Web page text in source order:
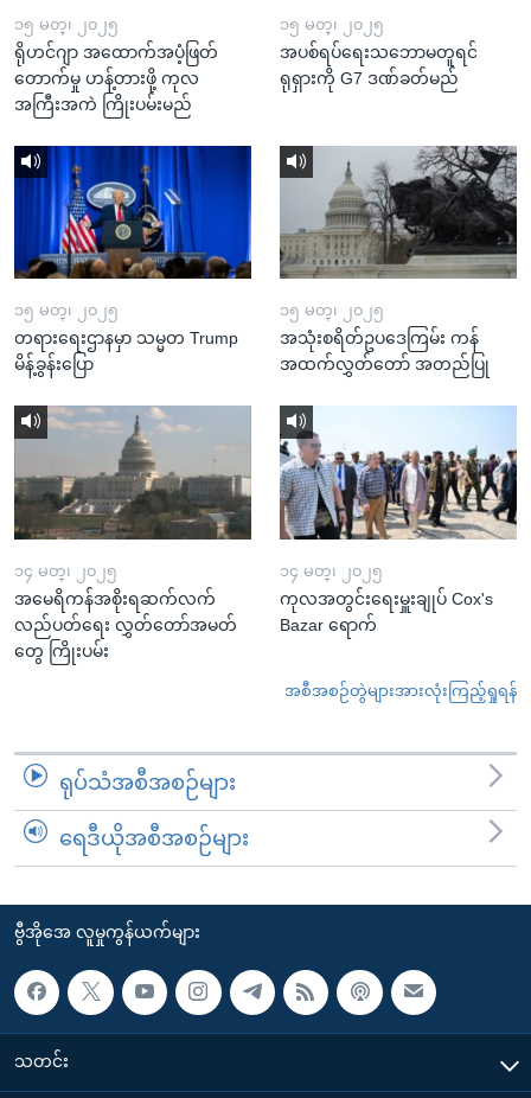
၁၅ မတ္၊ ၂၀၂၅
ရိုဟင်ဂျာ အထောက်အပံ့ဖြတ်
တောက်မှု ဟန့်တားဖို့ ကုလ
အကြီးအကဲ ကြိုးပမ်းမည်
၁၅ မတ္၊ ၂၀၂၅
အပစ်ရပ်ရေးသဘောမတူရင်
ရုရှားကို G7 ဒဏ်ခတ်မည်
၁၅ မတ္၊ ၂၀၂၅
တရားရေးဌာနမှာ သမ္မတ Trump
မိန့်ခွန်းပြော
၁၅ မတ္၊ ၂၀၂၅
အသုံးစရိတ်ဥပဒေကြမ်း ကန်
အထက်လွှတ်တော် အတည်ပြု
၁၄ မတ္၊ ၂၀၂၅
အမေရိကန်အစိုးရဆက်လက်
လည်ပတ်ရေး လွှတ်တော်အမတ်
တွေ ကြိုးပမ်း
၁၄ မတ္၊ ၂၀၂၅
ကုလအတွင်းရေးမှူးချုပ် Cox's
Bazar ရောက်
အစီအစဉ်တွဲများအားလုံးကြည့်ရှုရန်
ရုပ်သံအစီအစဉ်များ
ရေဒီယိုအစီအစဉ်များ
ဗွီအိုအေ လူမှုကွန်ယက်များ
သတင်း